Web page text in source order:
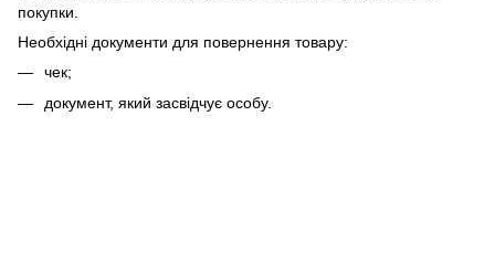
покупки.
Необхідні документи для повернення товару:
чек;
документ, який засвідчує особу.